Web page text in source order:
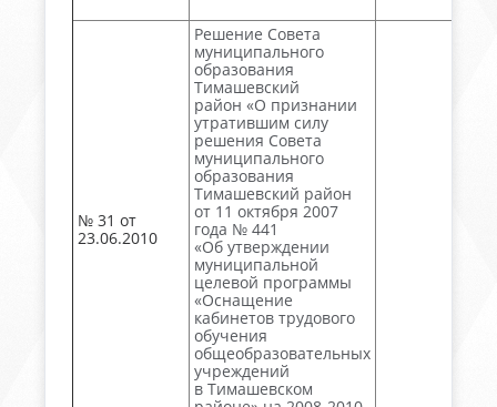
№ 31 от
23.06.2010
Решение Совета
муниципального
образования
Тимашевский
район «О признании
утратившим силу
решения Совета
муниципального
образования
Тимашевский район
от 11 октября 2007
года № 441
«Об утверждении
муниципальной
целевой программы
«Оснащение
кабинетов трудового
обучения
общеобразовательных
учреждений
в Тимашевском